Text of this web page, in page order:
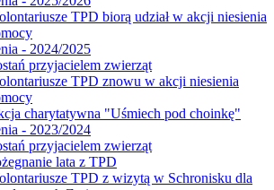
TPD biorą udział w akcji niesienia
- 2024/2025
przyjacielem zwierząt
TPD znowu w akcji niesienia
charytatywna "Uśmiech pod choinkę"
- 2023/2024
przyjacielem zwierząt
lata z TPD
TPD z wizytą w Schronisku dla